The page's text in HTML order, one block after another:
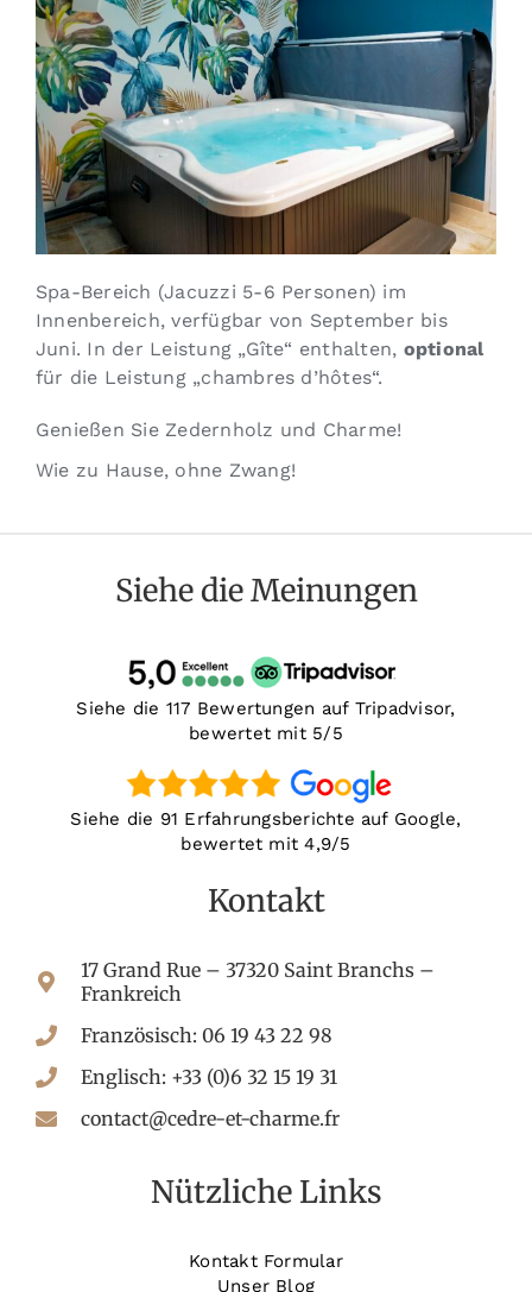
Spa-Bereich (Jacuzzi 5-6 Personen) im
Innenbereich, verfügbar von September bis
Juni. In der Leistung „Gîte“ enthalten, optional
für die Leistung „chambres d’hôtes“.
Genießen Sie Zedernholz und Charme!
Wie zu Hause, ohne Zwang!
Siehe die Meinungen
Siehe die 117 Bewertungen auf Tripadvisor,
bewertet mit 5/5
Siehe die 91 Erfahrungsberichte auf Google,
bewertet mit 4,9/5
Kontakt
17 Grand Rue – 37320 Saint Branchs –
Frankreich
Französisch: 06 19 43 22 98
Englisch: +33 (0)6 32 15 19 31
contact@cedre-et-charme.fr
Nützliche Links
Kontakt Formular
Unser Blog